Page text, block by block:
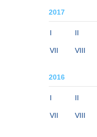
2017
I II
VII VIII
2016
I II
VII VIII